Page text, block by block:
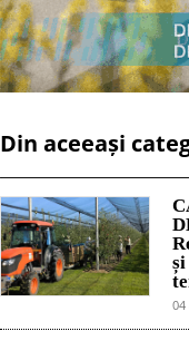
Din aceeași
04